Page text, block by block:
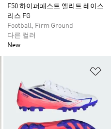
F50 하이퍼패스트 엘리트 레이스
리스 FG
Football, Firm Ground
다른 컬러
New